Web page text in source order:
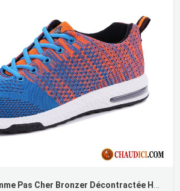
Basket Tennis Homme Pas Cher Bronzer Décontractée Homme Sport Chaussures De Skate Tissage En Vol